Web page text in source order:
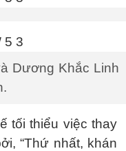
Dương Khắc Linh
tối thiểu việc thay
“Thứ nhất, khán